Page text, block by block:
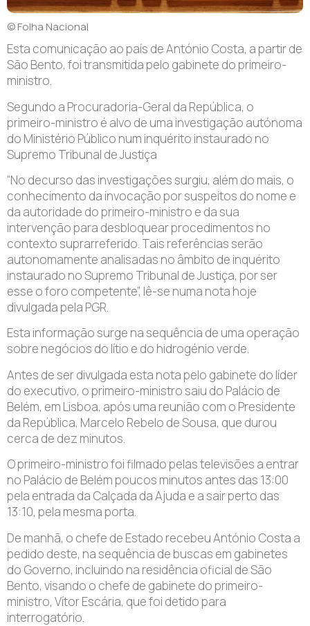
© Folha Nacional
Esta comunicação ao país de António Costa, a partir de
São Bento, foi transmitida pelo gabinete do primeiro-
ministro.
Segundo a Procuradoria-Geral da República, o
primeiro-ministro é alvo de uma investigação autónoma
do Ministério Público num inquérito instaurado no
Supremo Tribunal de Justiça
“No decurso das investigações surgiu, além do mais, o
conhecimento da invocação por suspeitos do nome e
da autoridade do primeiro-ministro e da sua
intervenção para desbloquear procedimentos no
contexto suprarreferido. Tais referências serão
autonomamente analisadas no âmbito de inquérito
instaurado no Supremo Tribunal de Justiça, por ser
esse o foro competente”, lê-se numa nota hoje
divulgada pela PGR.
Esta informação surge na sequência de uma operação
sobre negócios do lítio e do hidrogénio verde.
Antes de ser divulgada esta nota pelo gabinete do líder
do executivo, o primeiro-ministro saiu do Palácio de
Belém, em Lisboa, após uma reunião com o Presidente
da República, Marcelo Rebelo de Sousa, que durou
cerca de dez minutos.
O primeiro-ministro foi filmado pelas televisões a entrar
no Palácio de Belém poucos minutos antes das 13:00
pela entrada da Calçada da Ajuda e a sair perto das
13:10, pela mesma porta.
De manhã, o chefe de Estado recebeu António Costa a
pedido deste, na sequência de buscas em gabinetes
do Governo, incluindo na residência oficial de São
Bento, visando o chefe de gabinete do primeiro-
ministro, Vítor Escária, que foi detido para
interrogatório.